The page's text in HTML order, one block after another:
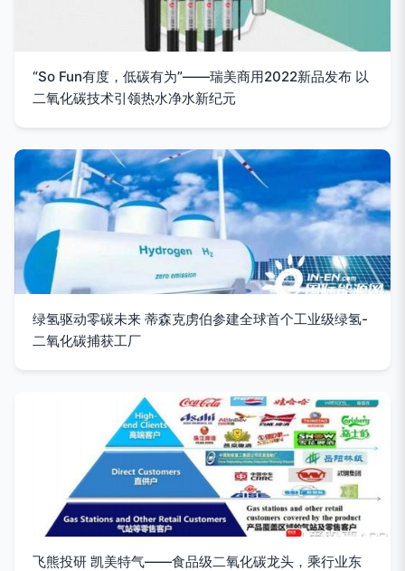
“So Fun有度，低碳有为”——瑞美商用2022新品发布 以
二氧化碳技术引领热水净水新纪元
绿氢驱动零碳未来 蒂森克虏伯参建全球首个工业级绿氢-
二氧化碳捕获工厂
飞熊投研 凯美特气——食品级二氧化碳龙头，乘行业东